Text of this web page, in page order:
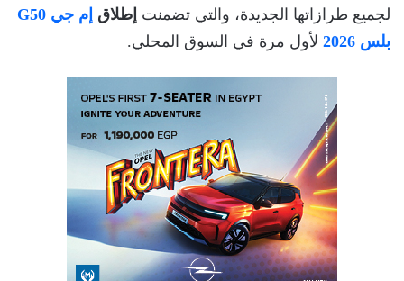
لجميع طرازاتها الجديدة، والتي تضمنت إطلاق
إم جي G50
بلس 2026
لأول مرة في السوق المحلي.